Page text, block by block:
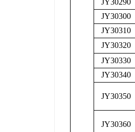
JY30290
JY30300
JY30310
JY30320
JY30330
JY30340
JY30350
JY30360